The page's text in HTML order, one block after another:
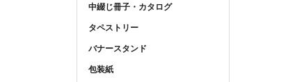
中綴じ冊子・カタログ
タペストリー
バナースタンド
包装紙